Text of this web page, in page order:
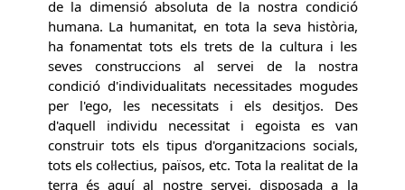
de la dimensió absoluta de la nostra condició
humana. La humanitat, en tota la seva història,
ha fonamentat tots els trets de la cultura i les
seves construccions al servei de la nostra
condició d'individualitats necessitades mogudes
per l'ego, les necessitats i els desitjos. Des
d'aquell individu necessitat i egoista es van
construir tots els tipus d'organitzacions socials,
tots els col·lectius, països, etc. Tota la realitat de la
terra és aquí al nostre servei, disposada a la